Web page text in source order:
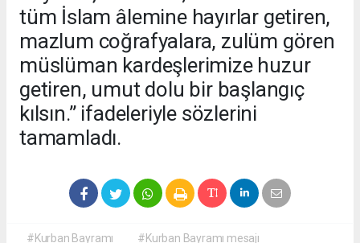
tüm İslam âlemine hayırlar getiren,
mazlum coğrafyalara, zulüm gören
müslüman kardeşlerimize huzur
getiren, umut dolu bir başlangıç
kılsın.” ifadeleriyle sözlerini
tamamladı.
#Kurban Bayramı #Kurban Bayramı mesajı